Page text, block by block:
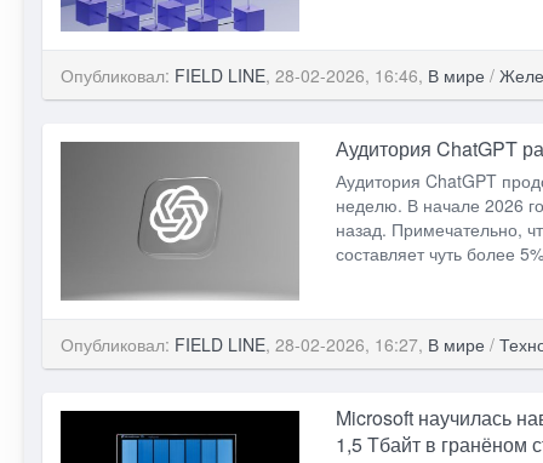
Опубликовал: FIELD LINE, 28-02-2026, 16:46, В мире /
Аудитория ChatGPT
Аудитория ChatGPT
неделю. В начале 2026
назад. Примечательно,
составляет чуть более
Опубликовал: FIELD LINE, 28-02-2026, 16:27, В мире /
Microsoft научилась
1,5 Тбайт в гранёном